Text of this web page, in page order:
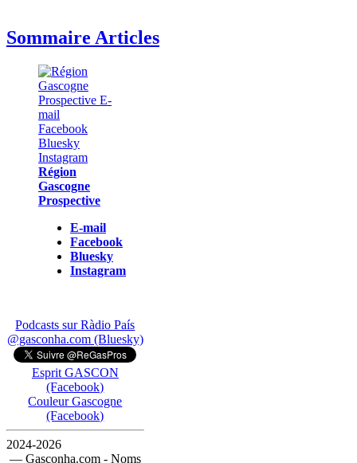
Sommaire Articles
Région
Gascogne
Prospective
E-mail
Facebook
Bluesky
Instagram
Podcasts sur Ràdio País
@gasconha.com (Bluesky)
Esprit GASCON
(Facebook)
Couleur Gascogne
(Facebook)
2024-2026
— Gasconha.com - Noms